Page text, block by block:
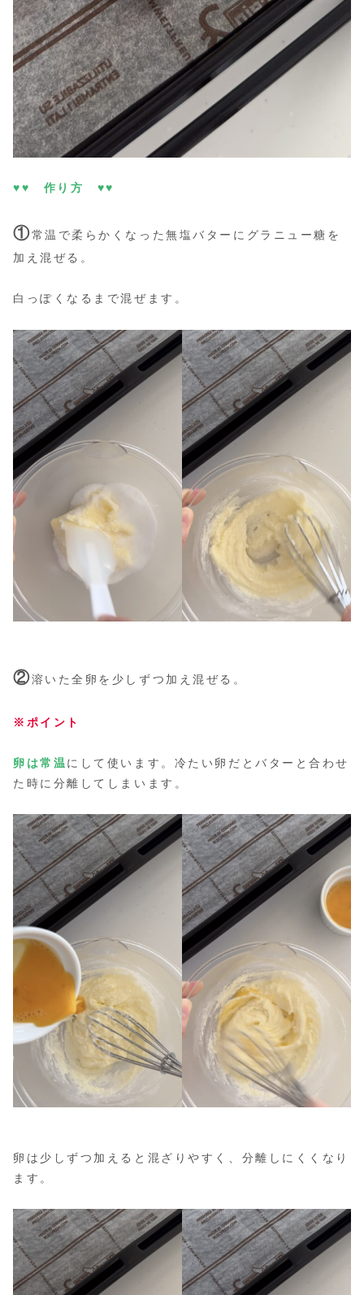
♥♥ 作り方 ♥♥
①常温で柔らかくなった無塩バターにグラニュー糖を
加え混ぜる。
白っぽくなるまで混ぜます。
②溶いた全卵を少しずつ加え混ぜる。
※ポイント
卵は常温 にして使います。冷たい卵だとバターと合わせ
た時に分離してしまいます。
卵は少しずつ加えると混ざりやすく、分離しにくくなり
ます。